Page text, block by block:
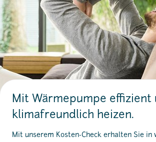
Mit Wärmepumpe effizient
klimafreundlich heizen.
Mit unserem Kosten-Check erhalten Sie in